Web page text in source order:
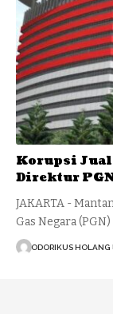
Korupsi Jual
Direktur
JAKARTA -
Gas Negara
ODORIKUS HOLANG